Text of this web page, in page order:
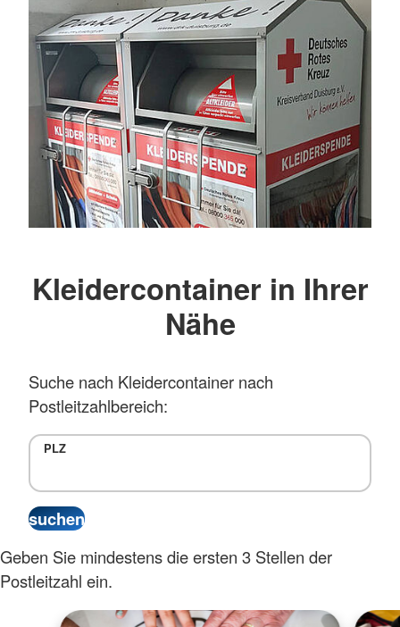
Kleidercontainer in Ihrer
Nähe
Suche nach Kleidercontainer nach
Postleitzahlbereich:
PLZ
Geben Sie mindestens die ersten 3 Stellen der
Postleitzahl ein.